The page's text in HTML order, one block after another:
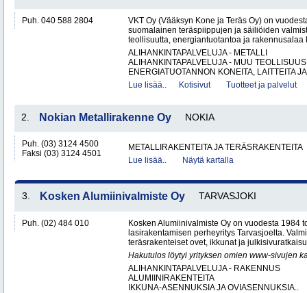
Puh. 040 588 2804
VKT Oy (Vääksyn Kone ja Teräs Oy) on
suomalainen teräspiippujen ja säiliöiden
teollisuutta, energiantuotantoa ja rakennusalaa
ALIHANKINTAPALVELUJA - METALLI
ALIHANKINTAPALVELUJA - MUU TEOLLISUUS
ENERGIATUOTANNON KONEITA, LAITTEITA
Lue lisää..
Kotisivut Tuotteet ja palvelut
2. Nokian Metallirakenne Oy NOKIA
Puh. (03) 3124 4500
Faksi (03) 3124 4501
METALLIRAKENTEITA JA TERÄSRAKENTEITA
Lue lisää..
Näytä kartalla
3. Kosken Alumiinivalmiste Oy TARVASJOKI
Puh. (02) 484 010
Kosken Alumiinivalmiste Oy on vuodesta 1984
lasirakentamisen perheyritys Tarvasjoelta.
teräsrakenteiset ovet, ikkunat ja
Hakutulos löytyi yrityksen omien www-sivujen
ALIHANKINTAPALVELUJA - RAKENNUS
ALUMIINIRAKENTEITA
IKKUNA-ASENNUKSIA JA OVIASENNUKSIA..